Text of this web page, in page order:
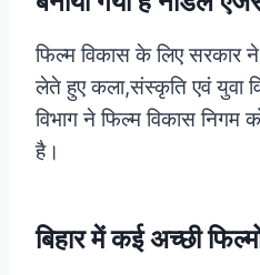
फिल्म विकास के लिए सरकार ने
लेते हुए कला,संस्कृति एवं युवा
विभाग ने फिल्म विकास निगम
है।
बिहार में कई अच्छी